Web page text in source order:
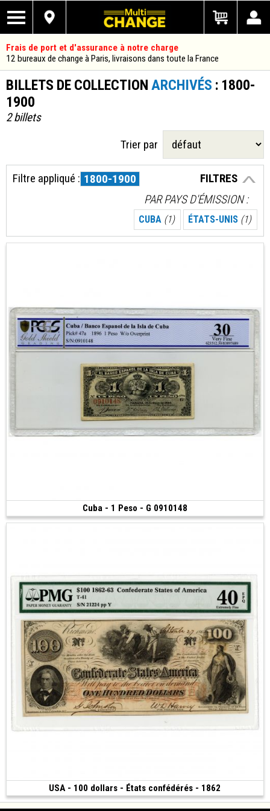
Frais de port et d'assurance à notre charge
12 bureaux de change à Paris, livraisons dans toute la France
BILLETS DE COLLECTION ARCHIVÉS : 1800-
1900
2 billets
Trier par
FILTRES
Filtre appliqué : 1800-1900
PAR PAYS D'ÉMISSION
CUBA (1) ÉTATS-UNIS (1)
Cuba - 1 Peso - G 0910148
USA - 100 dollars - États confédérés - 1862